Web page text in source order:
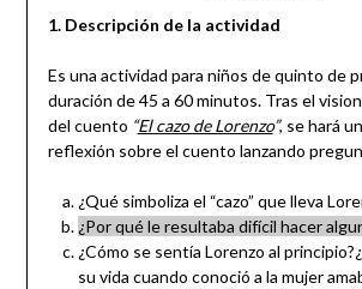
1. Descripción de la actividad
Es una actividad para niños de quinto de
duración de 45 a 60 minutos. Tras el
del cuento “El cazo de Lorenzo”, se hará
reflexión sobre el cuento lanzando
¿Qué simboliza el “cazo” que lleva
¿Por qué le resultaba difícil hacer
¿Cómo se sentía Lorenzo al
su vida cuando conoció a la mujer